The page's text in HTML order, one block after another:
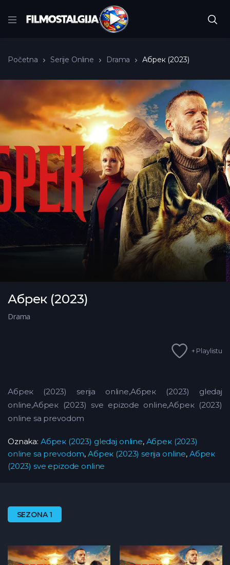
Početna Serije Online Drama Абрек (2023)
Абрек (2023)
Drama
+ Playlistu
Абрек (2023) serija online,Абрек (2023) gledaj
online,Абрек (2023) sve epizode online,Абрек (2023)
online sa prevodom
Oznaka: Абрек (2023) gledaj online, Абрек (2023)
online sa prevodom,Абрек (2023) serija online, Абрек
(2023) sve epizode online
SEZONA 1